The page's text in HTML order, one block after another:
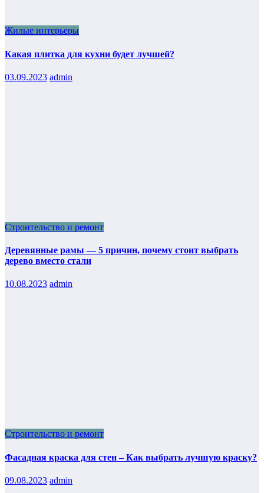
Жилые интерьеры
Какая плитка для кухни будет лучшей?
03.09.2023 admin
Строительство и ремонт
Деревянные рамы — 5 причин, почему стоит выбрать
дерево вместо стали
10.08.2023 admin
Строительство и ремонт
Фасадная краска для стен – Как выбрать лучшую краску?
09.08.2023 admin